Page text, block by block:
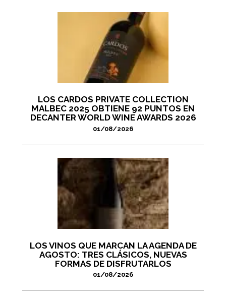
LOS CARDOS PRIVATE COLLECTION
MALBEC 2025 OBTIENE 92 PUNTOS EN
DECANTER WORLD WINE AWARDS 2026
01/08/2026
LOS VINOS QUE MARCAN LA AGENDA DE
AGOSTO: TRES CLÁSICOS, NUEVAS
FORMAS DE DISFRUTARLOS
01/08/2026